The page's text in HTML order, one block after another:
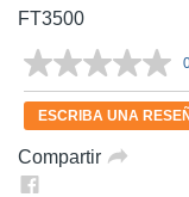
FT3500
ESCRIBA UNA
Compartir